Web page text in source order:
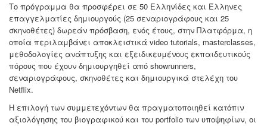
Το πρόγραμμα θα προσφέρει σε 50 Ελληνίδες και Έλληνες
επαγγελματίες δημιουργούς (25 σεναριογράφους και 25
σκηνοθέτες) δωρεάν πρόσβαση, ενός έτους, στην Πλατφόρμα, η
οποία περιλαμβάνει αποκλειστικά video tutorials, masterclasses,
μεθοδολογίες ανάπτυξης και εξειδικευμένους εκπαιδευτικούς
πόρους που έχουν δημιουργηθεί από showrunners,
σεναριογράφους, σκηνοθέτες και δημιουργικά στελέχη του
Netflix.
Η επιλογή των συμμετεχόντων θα πραγματοποιηθεί κατόπιν
αξιολόγησης του βιογραφικού και του portfolio των υποψηφίων, οι